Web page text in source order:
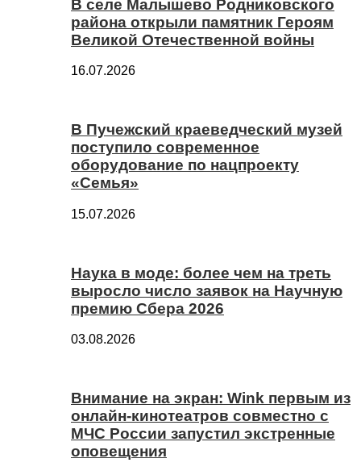
В селе Малышево Родниковского
района открыли памятник Героям
Великой Отечественной войны
16.07.2026
В Пучежский краеведческий музей
поступило современное
оборудование по нацпроекту
«Семья»
15.07.2026
Наука в моде: более чем на треть
выросло число заявок на Научную
премию Сбера 2026
03.08.2026
Внимание на экран: Wink первым из
онлайн-кинотеатров совместно с
МЧС России запустил экстренные
оповещения